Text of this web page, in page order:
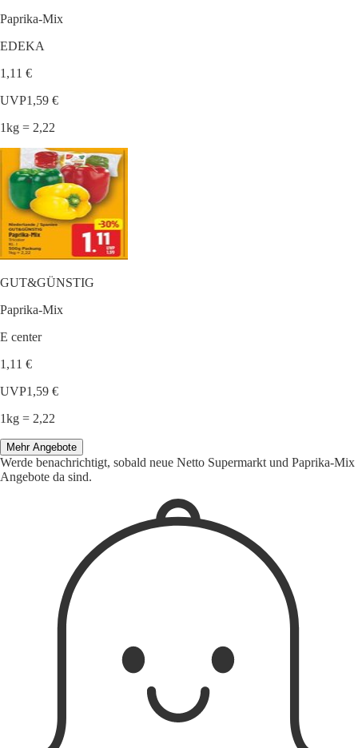
Paprika-Mix
EDEKA
1,11 €
UVP1,59 €
1kg = 2,22
GUT&GÜNSTIG
Paprika-Mix
E center
1,11 €
UVP1,59 €
1kg = 2,22
Mehr Angebote
Werde benachrichtigt, sobald neue Netto Supermarkt und Paprika-Mix
Angebote da sind.